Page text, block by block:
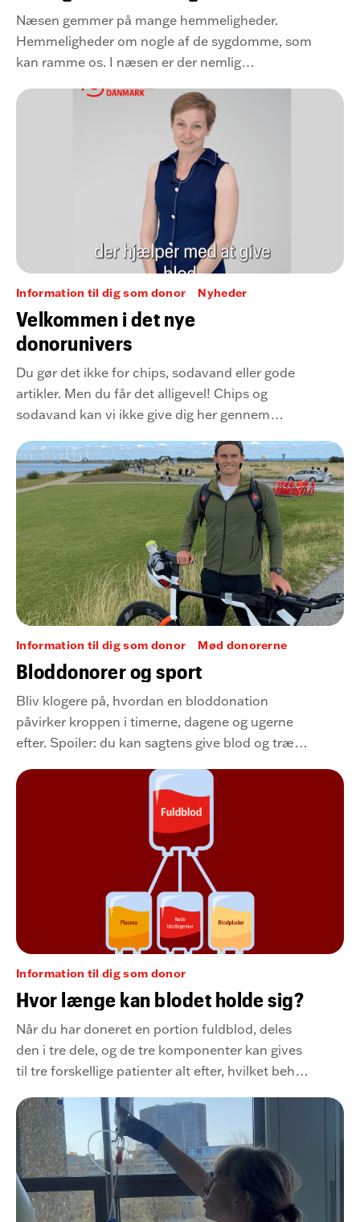
Næsen gemmer på mange hemmeligheder.
Hemmeligheder om nogle af de sygdomme, som
kan ramme os. I næsen er der nemlig
dedikeret sit liv til – i hvert fald
Information til dig som donor Nyheder
Velkommen i det nye
donorunivers
Du gør det ikke for chips, sodavand eller gode
artikler. Men du får det alligevel! Chips og
sodavand kan vi ikke give dig her gennem
vise dig, hvem du hjælper som bloddonor. Klik
på filmen og hør mere.
Information til dig som donor Mød donorerne
Bloddonorer og sport
Bliv klogere på, hvordan en bloddonation
påvirker kroppen i timerne, dagene og ugerne
efter. Spoiler: du kan sagtens give blod og træne
rigtige for dig, hvis du går meget op i din
Information til dig som donor
Hvor længe kan blodet holde sig?
Når du har doneret en portion fuldblod, deles
den i tre dele, og de tre komponenter kan gives
til tre forskellige patienter alt efter, hvilket behov